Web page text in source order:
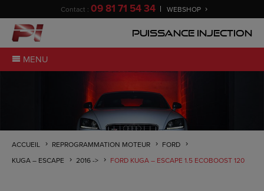
Contact : 09 81 71 54 34 WEBSHOP
Puissance Injection
MENU
ACCUEIL REPROGRAMMATION MOTEUR
FORD
KUGA – ESCAPE
2016 -> FORD KUGA – ESCAPE 1.5 ECOBOOST 120